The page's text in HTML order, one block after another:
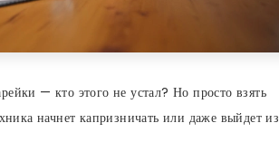
— кто этого не устал? Но просто взять
начнет капризничать или даже выйдет из